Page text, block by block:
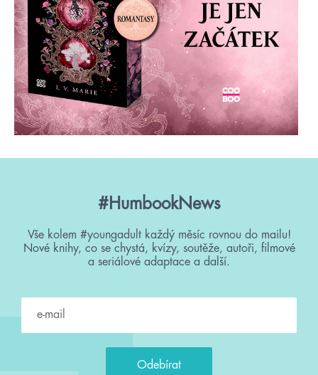
#HumbookNews
Vše kolem #youngadult každý měsíc rovnou do mailu!
Nové knihy, co se chystá, kvízy, soutěže, autoři, filmové
a seriálové adaptace a další.